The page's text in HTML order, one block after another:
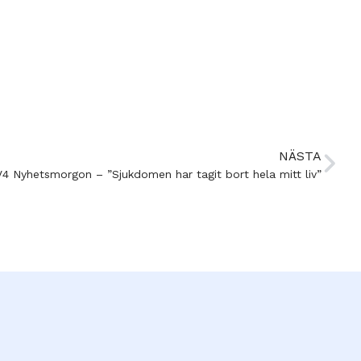
NÄSTA
Nyhetsmorgon – ”Sjukdomen har tagit bort hela mitt liv”